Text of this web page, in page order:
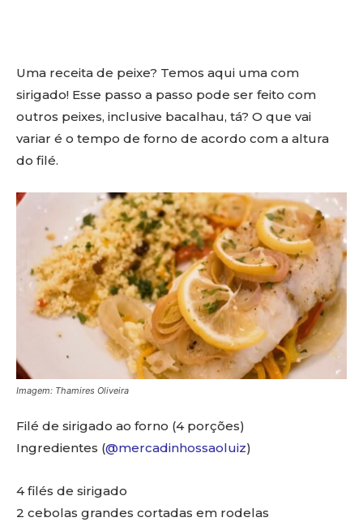
Uma receita de peixe? Temos aqui uma com
sirigado! Esse passo a passo pode ser feito com
outros peixes, inclusive bacalhau, tá? O que vai
variar é o tempo de forno de acordo com a altura
do filé.
Imagem: Thamires Oliveira
Filé de sirigado ao forno (4 porções)
Ingredientes (@mercadinhossaoluiz)
4 filés de sirigado
2 cebolas grandes cortadas em rodelas